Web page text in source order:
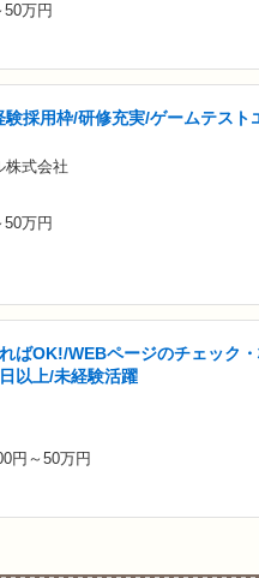
50万円
験採用枠/研修充実/ゲームテスト
株式会社
50万円
ばOK!/WEBページのチェック
以上/未経験活躍
円～50万円